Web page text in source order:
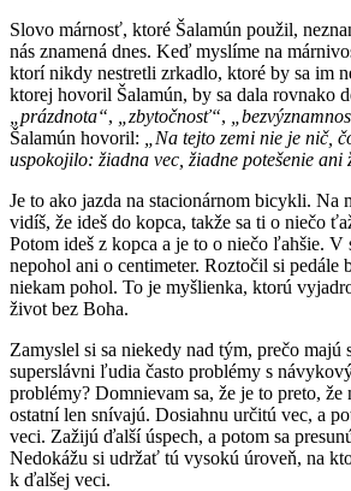
Slovo márnosť, ktoré Šalamún použil,
nás znamená dnes. Keď myslíme na
ktorí nikdy nestretli zrkadlo, ktoré by sa im
ktorej hovoril Šalamún, by sa dala rovnako
„prázdnota“, „zbytočnosť“,
Šalamún hovoril:
„Na tejto zemi nie je nič,
uspokojilo: žiadna vec, žiadne potešenie ani
Je to ako jazda na stacionárnom bicykli. Na
vidíš, že ideš do kopca, takže sa ti o niečo
Potom ideš z kopca a je to o niečo ľahšie. V
nepohol ani o centimeter. Roztočil si pedále
niekam pohol. To je myšlienka, ktorú
život bez Boha.
Zamyslel si sa niekedy nad tým, prečo majú
superslávni ľudia často problémy s
problémy? Domnievam sa, že je to preto,
ostatní len snívajú. Dosiahnu určitú vec, a
veci. Zažijú ďalší úspech, a potom sa
Nedokážu si udržať tú vysokú úroveň, na
k ďalšej veci.